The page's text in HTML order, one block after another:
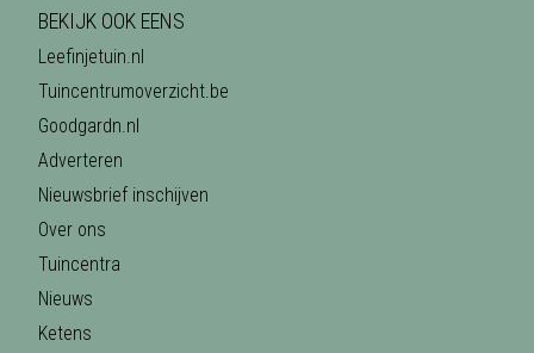
BEKIJK OOK EENS
Leefinjetuin.nl
Tuincentrumoverzicht.be
Goodgardn.nl
Adverteren
Nieuwsbrief inschijven
Over ons
Tuincentra
Nieuws
Ketens